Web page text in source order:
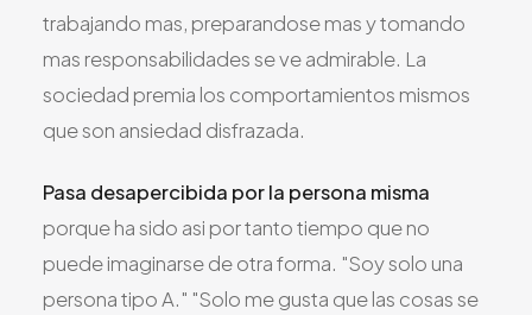
trabajando mas, preparandose mas y tomando
mas responsabilidades se ve admirable. La
sociedad premia los comportamientos mismos
que son ansiedad disfrazada.
Pasa desapercibida por la persona misma
porque ha sido asi por tanto tiempo que no
puede imaginarse de otra forma. "Soy solo una
persona tipo A." "Solo me gusta que las cosas se